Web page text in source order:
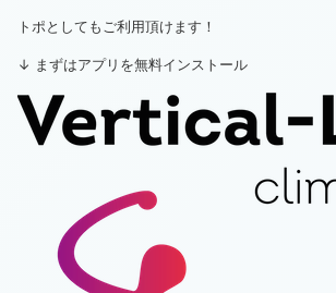
トポとしてもご利用頂けます！
↓ まずはアプリを無料インストール